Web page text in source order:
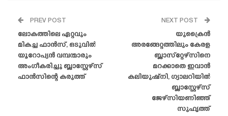
PREV POST
ലോകത്തിലെ ഏറ്റവും
മികച്ച ഫാൻസ്‌, ഒടുവിൽ
യൂറോപ്യൻ വമ്പന്മാരും
അംഗീകരിച്ചു ബ്ലാസ്റ്റേഴ്‌സ്
ഫാൻസിന്റെ കരുത്ത്
NEXT POST
യുക്രൈൻ
അരങ്ങേറ്റത്തിലും കേരള
ബ്ലാസ്‌റ്റേഴ്‌സിനെ
മറക്കാതെ ഇവാൻ
കലിയുഷ്‌നി, ഗ്യാലറിയിൽ
ബ്ലാസ്റ്റേഴ്‌സ്
ജേഴ്‌സിയണിഞ്ഞ്
സുഹൃത്ത്